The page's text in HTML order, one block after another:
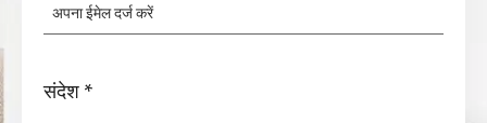
संदेश *